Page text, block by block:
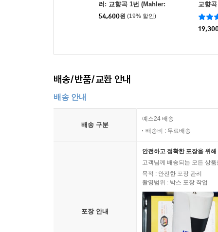
러: 교향곡 1번 (Mahler:
Symphony No.1 'Titan')
[LP]
54,600원 (19% 할인)
교향
라이
배송/반품/교환 안내
배송 안내
배송 구분
예스24 배송
배송비 : 무료배송
포장 안내
안전하고 정확한 포장을 위
고객님께 배송되는 모든 상
목적 : 안전한 포장 관리
촬영범위 : 박스 포장 작업